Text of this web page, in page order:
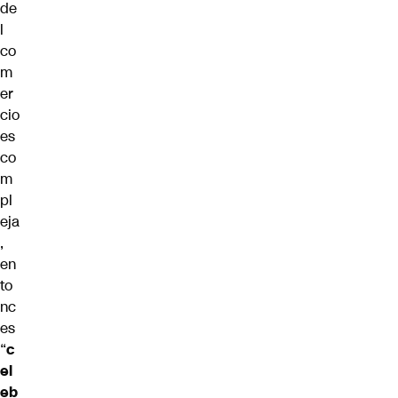
de
l
co
m
er
cio
es
co
m
pl
eja
,
en
to
nc
es
“c
el
eb